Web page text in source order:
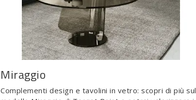
Miraggio
Complementi design e tavolini in vetro: scopri di più sul